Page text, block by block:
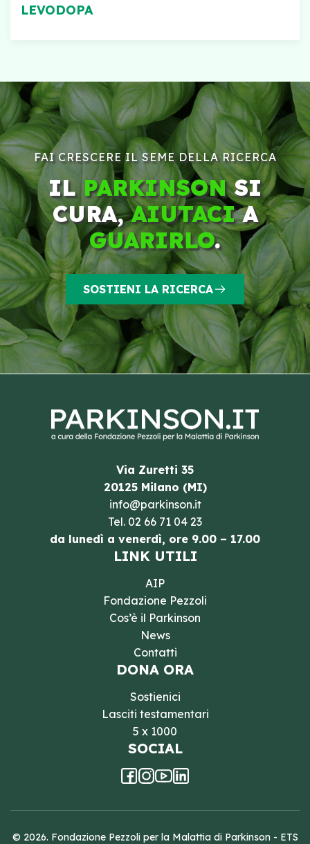
LEVODOPA
FAI CRESCERE IL SEME DELLA RICERCA
ILPARKINSONSI
CURA,AIUTACIA
GUARIRLO.
SOSTIENI LA RICERCA
Via Zuretti 35
20125 Milano (MI)
info@parkinson.it
Tel. 02 66 71 04 23
da lunedì a venerdì, ore 9.00 – 17.00
LINK UTILI
AIP
Fondazione Pezzoli
Cos’è il Parkinson
News
Contatti
DONA ORA
Sostienici
Lasciti testamentari
5 x 1000
SOCIAL
© 2026. Fondazione Pezzoli per la Malattia di Parkinson - ETS